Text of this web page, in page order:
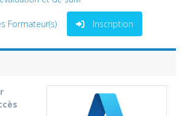
Formateur(s) Inscription